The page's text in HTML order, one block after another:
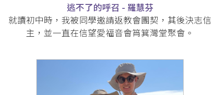
逃不了的呼召 - 羅慧芬
就讀初中時，我被同學邀請返教會團契，其後決志信
主，並一直在信望愛福音會筲箕灣堂聚會。